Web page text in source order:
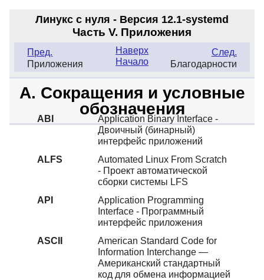
Линукс с нуля - Версия 12.1-systemd
Часть V. Приложения
Пред.
Приложения
След.
Благодарности
Наверх
Начало
A. Сокращения и условные
обозначения
ABI
Application Binary Interface -
Двоичный (бинарный)
интерфейс приложений
ALFS
Automated Linux From Scratch
- Проект автоматической
сборки системы LFS
API
Application Programming
Interface - Программный
интерфейс приложения
ASCII
American Standard Code for
Information Interchange —
Американский стандартный
код для обмена информацией